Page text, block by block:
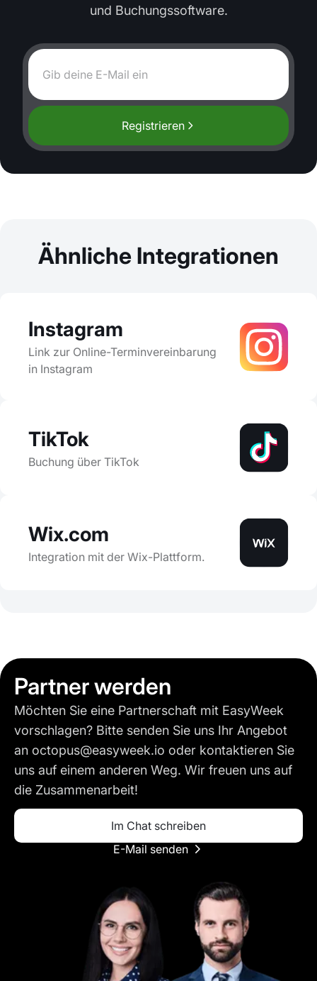
und Buchungssoftware.
Registrieren
Ähnliche Integrationen
Instagram
Link zur Online-Terminvereinbarung
in Instagram
TikTok
Buchung über TikTok
Wix.com
Integration mit der Wix-Plattform.
Partner werden
Möchten Sie eine Partnerschaft mit EasyWeek
vorschlagen? Bitte senden Sie uns Ihr Angebot
an octopus@easyweek.io oder kontaktieren Sie
uns auf einem anderen Weg. Wir freuen uns auf
die Zusammenarbeit!
Im Chat schreiben
E-Mail senden